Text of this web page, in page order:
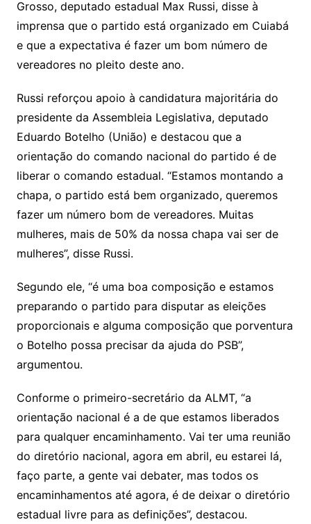
Li
n
k
A
p
p
a
m
dI
n
Cl
a
sr
o
o
m
s
a
g
o
k.
c
m
p
e
o
o
M
l
a
d
s
l
e
Grosso, deputado estadual Max Russi, disse à
imprensa que o partido está organizado em Cuiabá
e que a expectativa é fazer um bom número de
vereadores no pleito deste ano.
Russi reforçou apoio à candidatura majoritária do
presidente da Assembleia Legislativa, deputado
Eduardo Botelho (União) e destacou que a
orientação do comando nacional do partido é de
liberar o comando estadual. “Estamos montando a
chapa, o partido está bem organizado, queremos
fazer um número bom de vereadores. Muitas
mulheres, mais de 50% da nossa chapa vai ser de
mulheres”, disse Russi.
Segundo ele, “é uma boa composição e estamos
preparando o partido para disputar as eleições
proporcionais e alguma composição que porventura
o Botelho possa precisar da ajuda do PSB”,
argumentou.
Conforme o primeiro-secretário da ALMT, “a
orientação nacional é a de que estamos liberados
para qualquer encaminhamento. Vai ter uma reunião
do diretório nacional, agora em abril, eu estarei lá,
faço parte, a gente vai debater, mas todos os
encaminhamentos até agora, é de deixar o diretório
estadual livre para as definições”, destacou.